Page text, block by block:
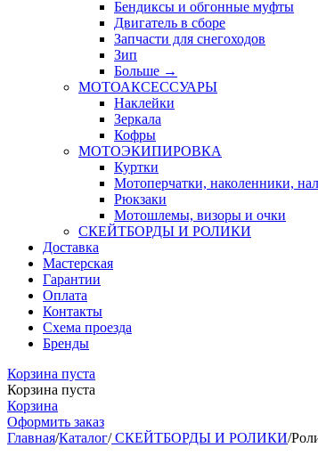
Бендиксы и обгонные муфты
Двигатель в сборе
Запчасти для снегоходов
Зип
Больше →
МОТОАКСЕССУАРЫ
Наклейки
Зеркала
Кофры
МОТОЭКИПИРОВКА
Куртки
Мотоперчатки, наколенники,
Рюкзаки
Мотошлемы, визоры и очки
СКЕЙТБОРДЫ И РОЛИКИ
Доставка
Мастерская
Гарантии
Оплата
Контакты
Схема проезда
Бренды
Корзина пуста
Корзина пуста
Корзина
Оформить заказ
Главная/Каталог/СКЕЙТБОРДЫ И РОЛИКИ/